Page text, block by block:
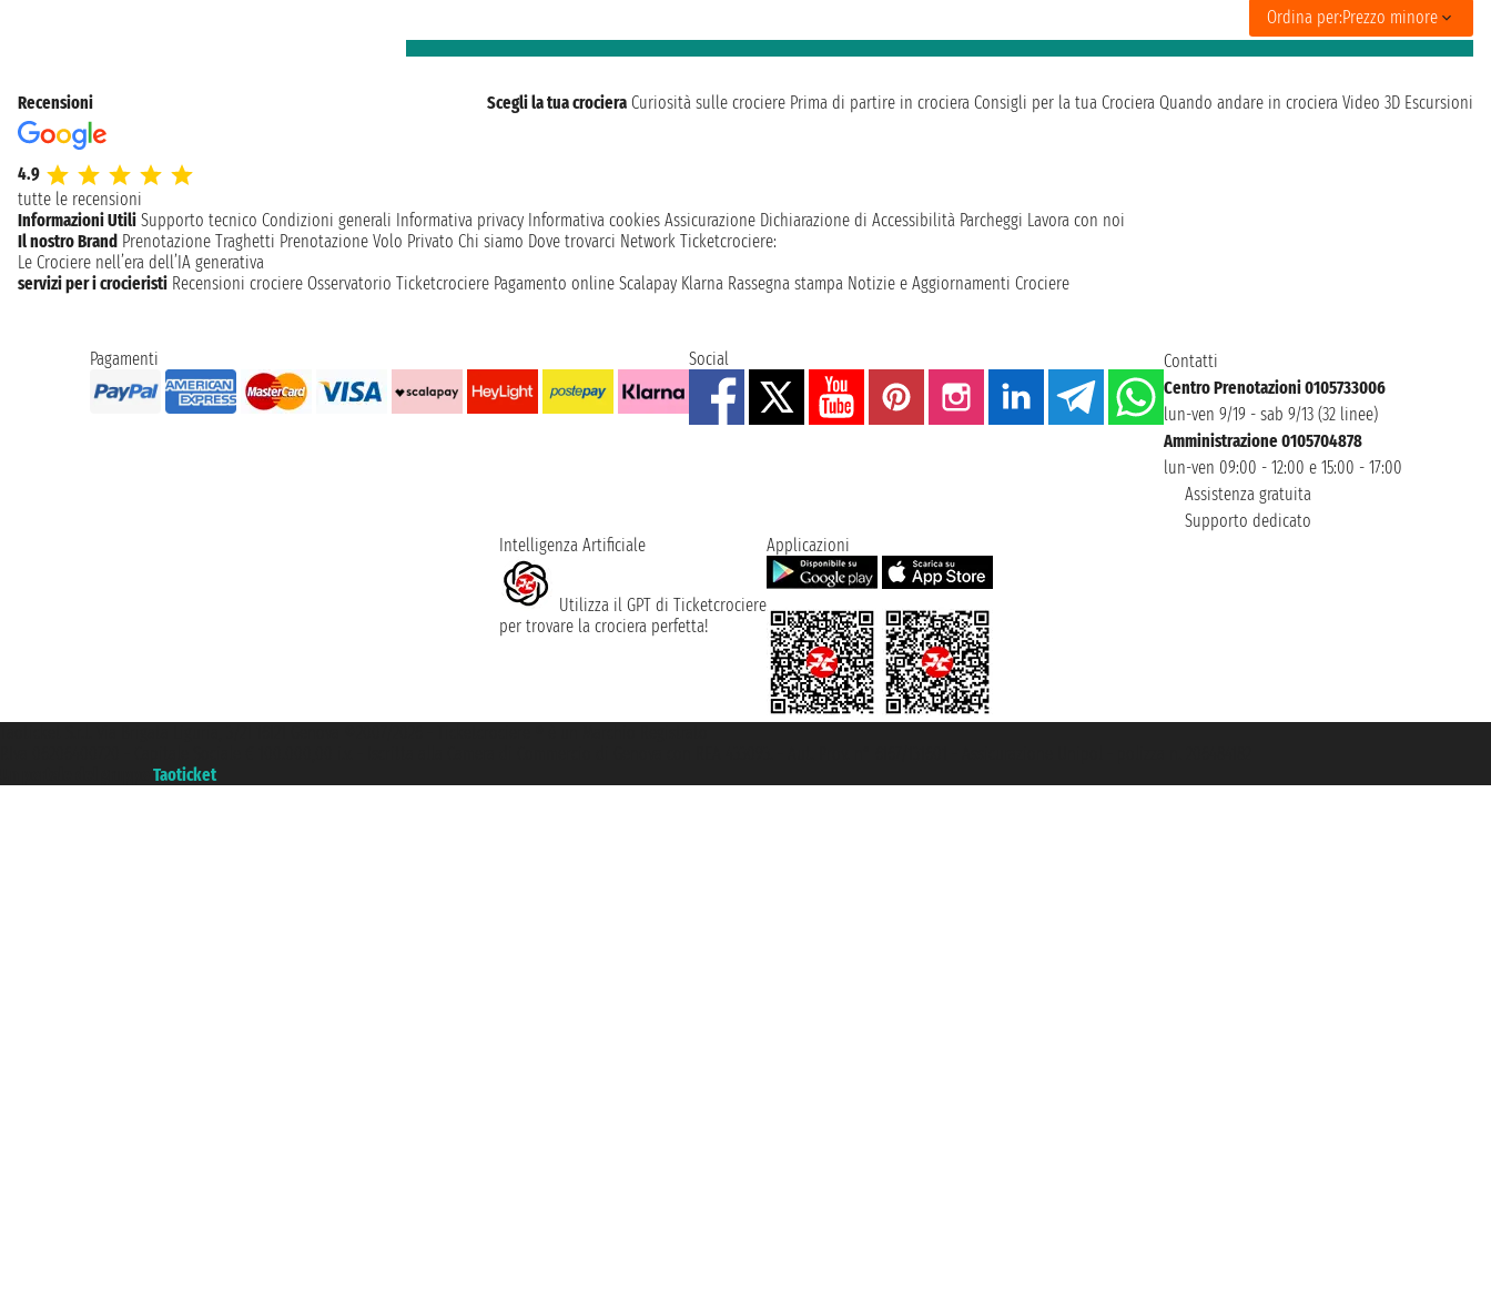
Ordina per:Prezzo minore
Recensioni
4.9
tutte le recensioni
Scegli la tua crociera Curiosità sulle crociere Prima di partire in crociera Consigli per la tua Crociera Quando andare in crociera Video 3D Escursioni
Informazioni Utili Supporto tecnico Condizioni generali Informativa privacy Informativa cookies Assicurazione Dichiarazione di Accessibilità Parcheggi Lavora con noi
Il nostro Brand Prenotazione Traghetti Prenotazione Volo Privato Chi siamo Dove trovarci Network Ticketcrociere:
Le Crociere nell’era dell’IA generativa
servizi per i crocieristi Recensioni crociere Osservatorio Ticketcrociere Pagamento online Scalapay Klarna Rassegna stampa Notizie e Aggiornamenti Crociere
Pagamenti Social
Contatti
Centro Prenotazioni 0105733006
lun-ven 9/19 - sab 9/13 (32 linee)
Amministrazione 0105704878
lun-ven 09:00 - 12:00 e 15:00 - 17:00
Assistenza gratuita
Supporto dedicato
Intelligenza Artificiale
Utilizza il GPT di Ticketcrociere
per trovare la crociera perfetta!
Applicazioni
Taoticket